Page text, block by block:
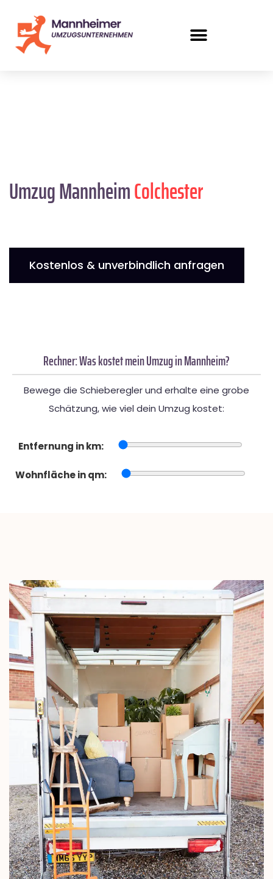
Umzug MannheimColchester
Kostenlos & unverbindlich anfragen
Rechner: Was kostet mein Umzug in Mannheim?
Bewege die Schieberegler und erhalte eine grobe
Schätzung, wie viel dein Umzug kostet:
Entfernung in km:
Wohnfläche in qm: